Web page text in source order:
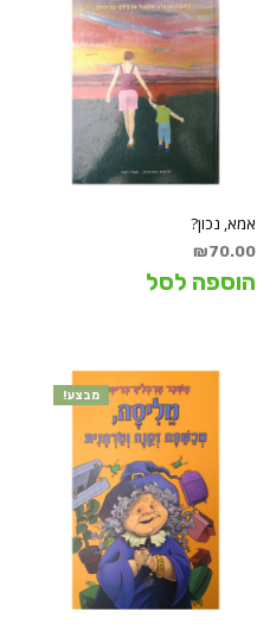
אמא, נכון?
₪70.00
הוספה לסל
מבצע!